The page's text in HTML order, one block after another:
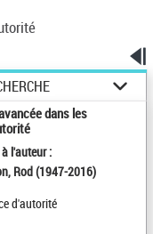
dans les
l'auteur :
Rod (1947-2016)
d'autorité